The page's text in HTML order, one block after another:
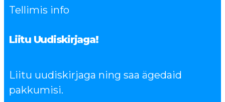
Tellimis info
Liitu Uudiskirjaga!
Liitu uudiskirjaga ning saa ägedaid
pakkumisi.